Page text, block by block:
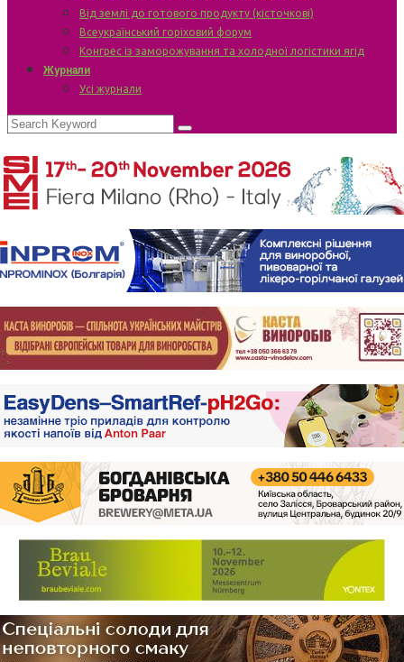
Від землі до готового продукту (кісточкові)
Всеукраїнський горіховий форум
Конгрес із заморожування та холодної логістики ягід
Журнали
Усі журнали